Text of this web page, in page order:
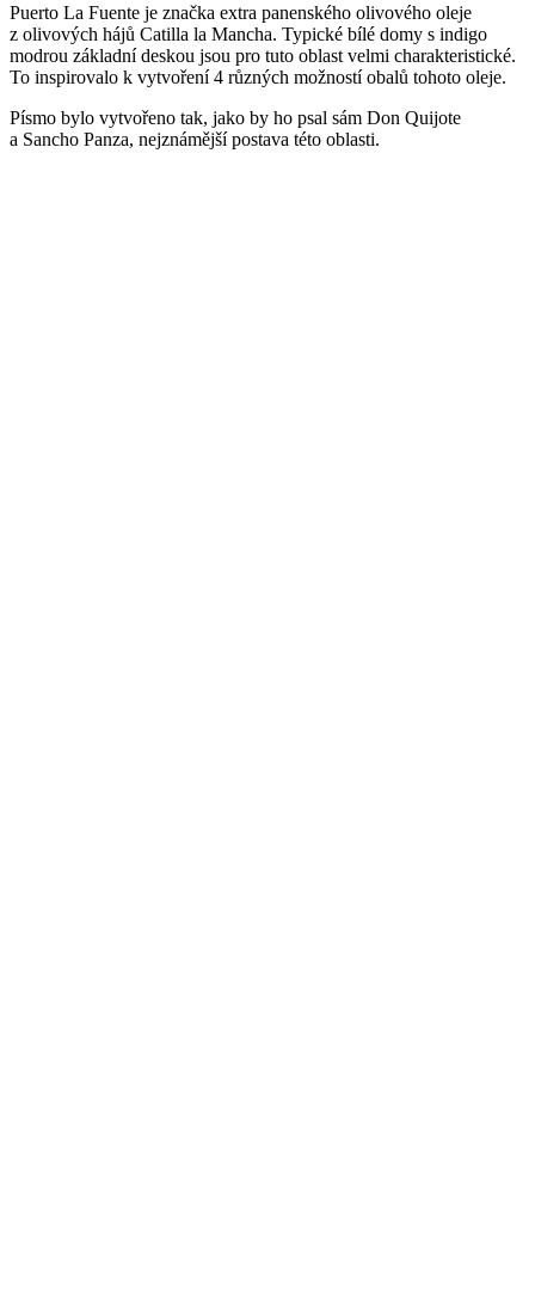
Puerto La Fuente je značka extra panenského olivového oleje
z olivových hájů Catilla la Mancha. Typické bílé domy s indigo
modrou základní deskou jsou pro tuto oblast velmi charakteristické.
To inspirovalo k vytvoření 4 různých možností obalů tohoto oleje.
Písmo bylo vytvořeno tak, jako by ho psal sám Don Quijote
a Sancho Panza, nejznámější postava této oblasti.